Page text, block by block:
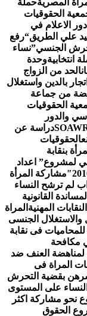
الحقوقيات
الاعلام في
علي الطريق“رفع
الجنسي”نساء
وحدة
الحد من الزواج
بالدين واستغلال
من جماعة
الحقوقيات
والدور
دراسة عن
الحقوقيات
بنقابة
لمشروع” اعداد
مشاركة المرأة
لم ترشح النساء
القانونية
المهنيةالمراة
الجنسى
فى نقابة
مكافحة
العنف ضد
المراة فى
بقضية التحرش
على المستوى
مشاركة اكثر
الحقوق